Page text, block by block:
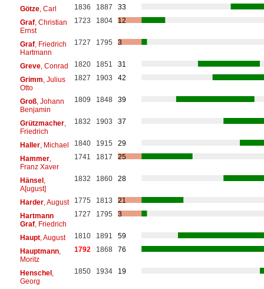
Götze, Carl 1836 1887
33
Graf, Christian
Ernst
1723 1804 12
Graf, Friedrich
Hartmann
1727 1795 3
Greve, Conrad 1820 1851
31
Grimm , Julius
Otto
1827 1903 42
Groß, Johann
Benjamin
1809 1848 39
Grützmacher,
Friedrich
1832 1903 37
Haller, Michael 1840 1915
29
Hammer,
Franz Xaver
1741 1817 25
Hänsel,
A[ugust]
1832 1860 28
Harder, August 1775 1813
21
Hartmann
Graf, Friedrich
1727 1795 3
Haupt, August 1810 1891
59
Hauptmann,
Moritz
1792 1868 76
Henschel,
Georg
1850 1934 19